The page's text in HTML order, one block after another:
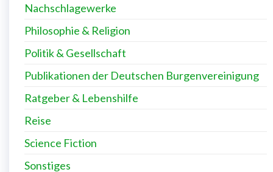
Nachschlagewerke
Philosophie & Religion
Politik & Gesellschaft
Publikationen der Deutschen Burgenvereinigung
Ratgeber & Lebenshilfe
Reise
Science Fiction
Sonstiges